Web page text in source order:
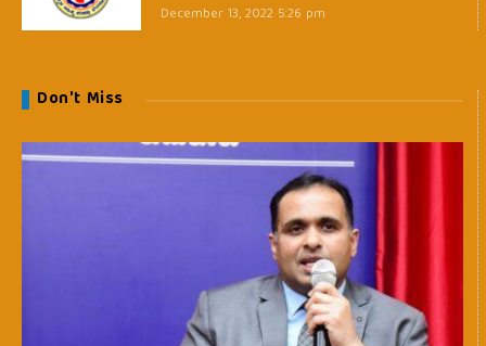
December 13, 2022 5:26 pm
Don't Miss